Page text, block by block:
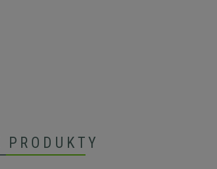
PRODUKTY